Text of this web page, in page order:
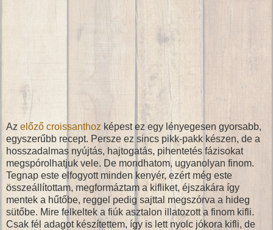
Az előző croissanthoz képest ez egy lényegesen gyorsabb,
egyszerűbb recept. Persze ez sincs pikk-pakk készen, de a
hosszadalmas nyújtás, hajtogatás, pihentetés fázisokat
megspórolhatjuk vele. De mondhatom, ugyanolyan finom.
Tegnap este elfogyott minden kenyér, ezért még este
összeállítottam, megformáztam a kifliket, éjszakára így
mentek a hűtőbe, reggel pedig sajttal megszórva a hideg
sütőbe. Mire felkeltek a fiúk asztalon illatozott a finom kifli.
Csak fél adagot készítettem, így is lett nyolc jókora kifli, de